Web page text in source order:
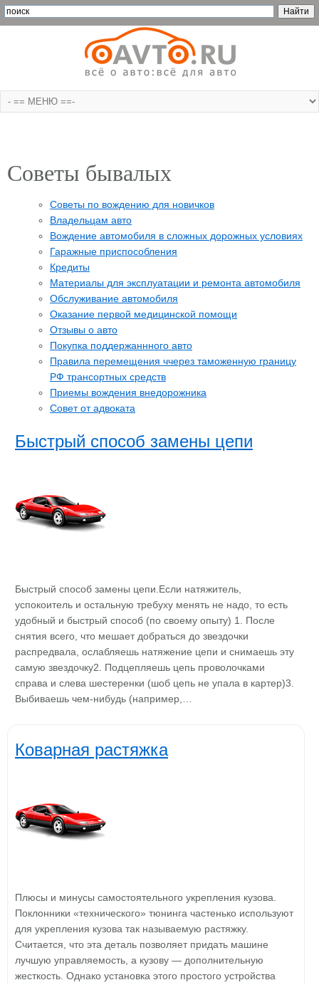
Советы бывалых
Cоветы по вождению для новичков
Владельцам авто
Вождение автомобиля в сложных дорожных условиях
Гаражные приспособления
Кредиты
Материалы для эксплуатации и ремонта автомобиля
Обслуживание автомобиля
Оказание первой медицинской помощи
Отзывы о авто
Покупка поддержаннного авто
Правила перемещения ччерез таможенную границу
РФ трансортных средств
Приемы вождения внедорожника
Совет от адвоката
Быстрый способ замены цепи
Быстрый способ замены цепи.Если натяжитель,
успокоитель и остальную требуху менять не надо, то есть
удобный и быстрый способ (по своему опыту) 1. После
снятия всего, что мешает добраться до звездочки
распредвала, ослабляешь натяжение цепи и снимаешь эту
самую звездочку2. Подцепляешь цепь проволочками
справа и слева шестеренки (шоб цепь не упала в картер)3.
Выбиваешь чем-нибудь (например,…
Коварная растяжка
Плюсы и минусы самостоятельного укрепления кузова.
Поклонники «технического» тюнинга частенько используют
для укрепления кузова так называемую растяжку.
Считается, что эта деталь позволяет придать машине
лучшую управляемость, а кузову — дополнительную
жесткость. Однако установка этого простого устройства